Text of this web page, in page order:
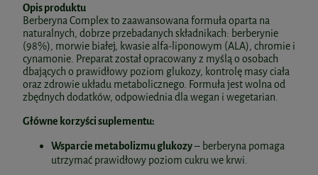
Opis produktu
Berberyna Complex to zaawansowana formuła oparta na
naturalnych, dobrze przebadanych składnikach: berberynie
(98%), morwie białej, kwasie alfa-liponowym (ALA), chromie i
cynamonie. Preparat został opracowany z myślą o osobach
dbających o prawidłowy poziom glukozy, kontrolę masy ciała
oraz zdrowie układu metabolicznego. Formuła jest wolna od
zbędnych dodatków, odpowiednia dla wegan i wegetarian.
Główne korzyści suplementu:
Wsparcie metabolizmu glukozy– berberyna pomaga
utrzymać prawidłowy poziom cukru we krwi.